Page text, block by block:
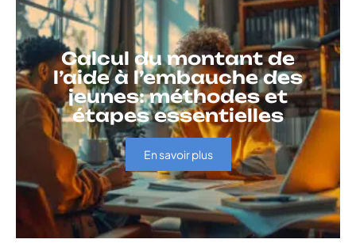
Calcul du montant de
l’aide à l’embauche des
jeunes: méthodes et
étapes essentielles
En savoir plus